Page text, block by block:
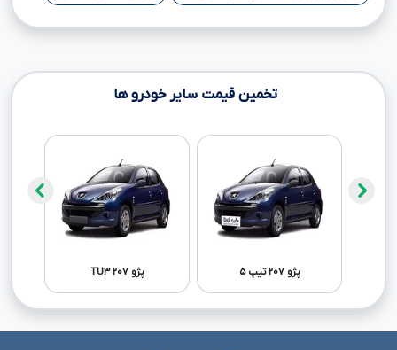
تخمین قیمت سایر خودرو ها
پژو ۲۰۷ تیپ ۵ پژو ۲۰۷ TU۳